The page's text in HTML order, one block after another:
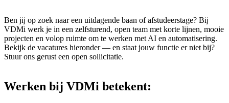
Ben jij op zoek naar een uitdagende baan of afstudeerstage? Bij
VDMi werk je in een zelfsturend, open team met korte lijnen, mooie
projecten en volop ruimte om te werken met AI en automatisering.
Bekijk de vacatures hieronder — en staat jouw functie er niet bij?
Stuur ons gerust een open sollicitatie.
Werken bij VDMi betekent: